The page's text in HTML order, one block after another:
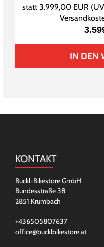
statt3.999,00 EUR(
IN DEN
KONTAKT
Buckl-Bikestore GmbH
Bundesstraße 38
2851 Krumbach
+436505807637
office@bucklbikestore.at